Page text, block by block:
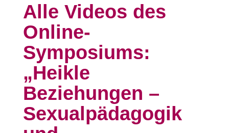
Alle Videos des
Online-
Symposiums:
„Heikle
Beziehungen –
Sexualpädagogik